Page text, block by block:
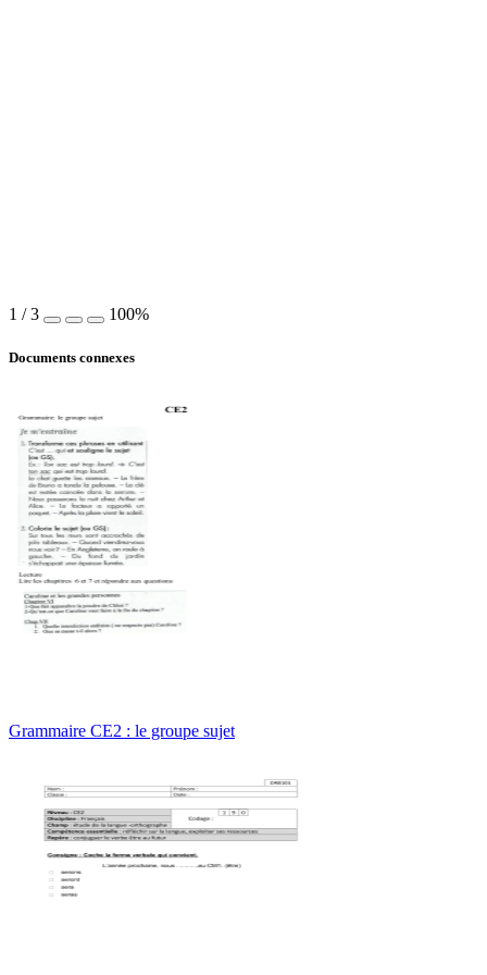
1 /3 100%
Documents connexes
Grammaire CE2 : le groupe sujet